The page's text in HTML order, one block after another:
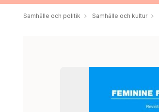
Samhälle och politik Samhälle och kultur